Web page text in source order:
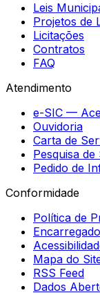
Leis
Projetos de
Licitações
Contratos
FAQ
Atendimento
e-SIC —
Ouvidoria
Carta de
Pesquisa de
Pedido de
Conformidade
Política de
Mapa do
RSS Feed
Dados